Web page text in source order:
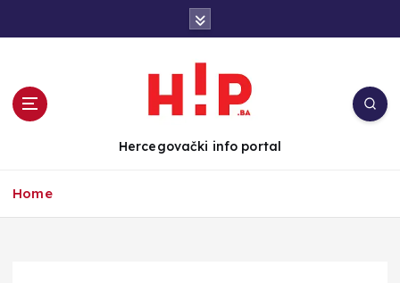
e
Hercegovački info portal
Home